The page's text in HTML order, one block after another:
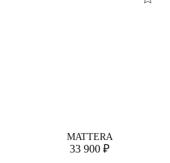
MATTERA
33 900 ₽